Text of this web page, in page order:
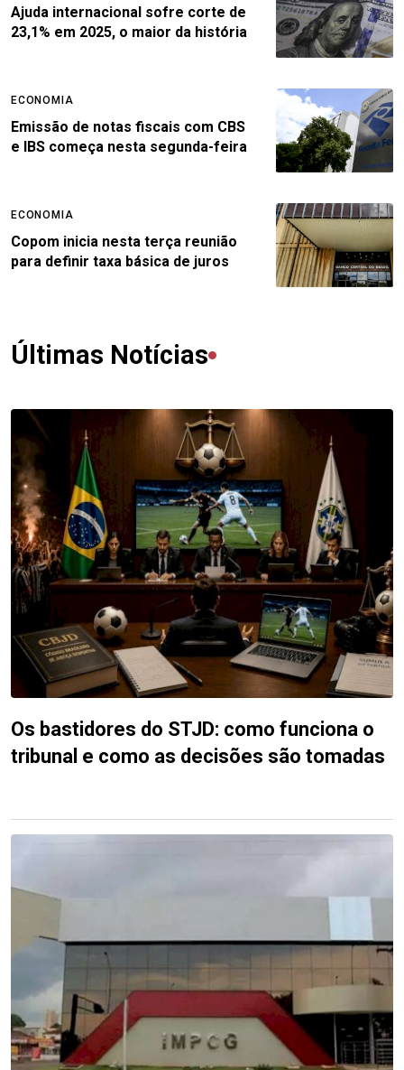
Ajuda internacional sofre corte de
23,1% em 2025, o maior da história
ECONOMIA
Emissão de notas fiscais com CBS
e IBS começa nesta segunda-feira
ECONOMIA
Copom inicia nesta terça reunião
para definir taxa básica de juros
Últimas Notícias
Os bastidores do STJD: como funciona o
tribunal e como as decisões são tomadas